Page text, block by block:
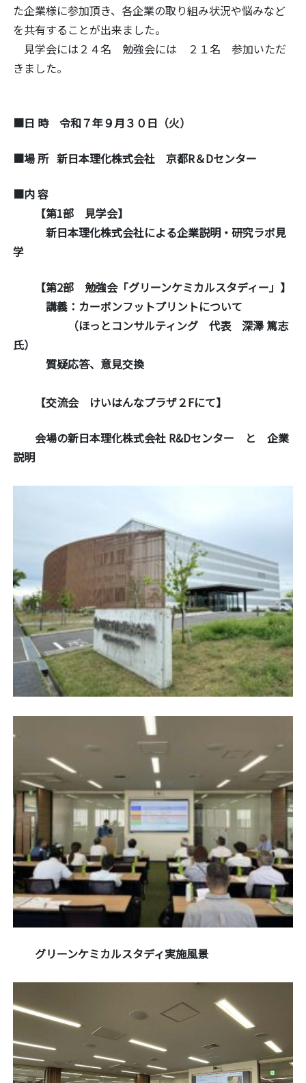
た企業様に参加頂き、各企業の取り組み状況や悩みなど
を共有することが出来ました。
見学会には２４名 勉強会には ２１名 参加いただ
きました。
■日 時令和７年９月３０日（火）
■場 所 新日本理化株式会社 京都R＆Dセンター
■内 容
【第1部 見学会】
新日本理化株式会社による企業説明・研究ラボ見
学
【第2部 勉強会「グリーンケミカルスタディー」】
講義：カーボンフットプリントについて
（ほっとコンサルティング 代表 深澤 篤志
氏）
質疑応答、意見交換
【交流会 けいはんなプラザ２Fにて】
会場の新日本理化株式会社 R&Dセンター と 企業
説明
グリーンケミカルスタディ実施風景